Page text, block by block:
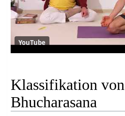
YouTube
Klassifikation von
Bhucharasana